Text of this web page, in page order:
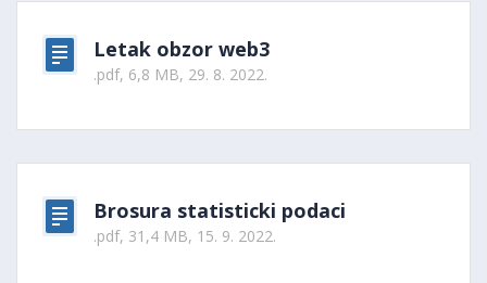
Letak obzor web3
.pdf, 6,8 MB, 29. 8. 2022.
Brosura statisticki podaci
.pdf, 31,4 MB, 15. 9. 2022.